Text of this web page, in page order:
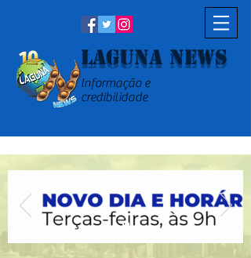
Laguna News
Informação e
credibilidade